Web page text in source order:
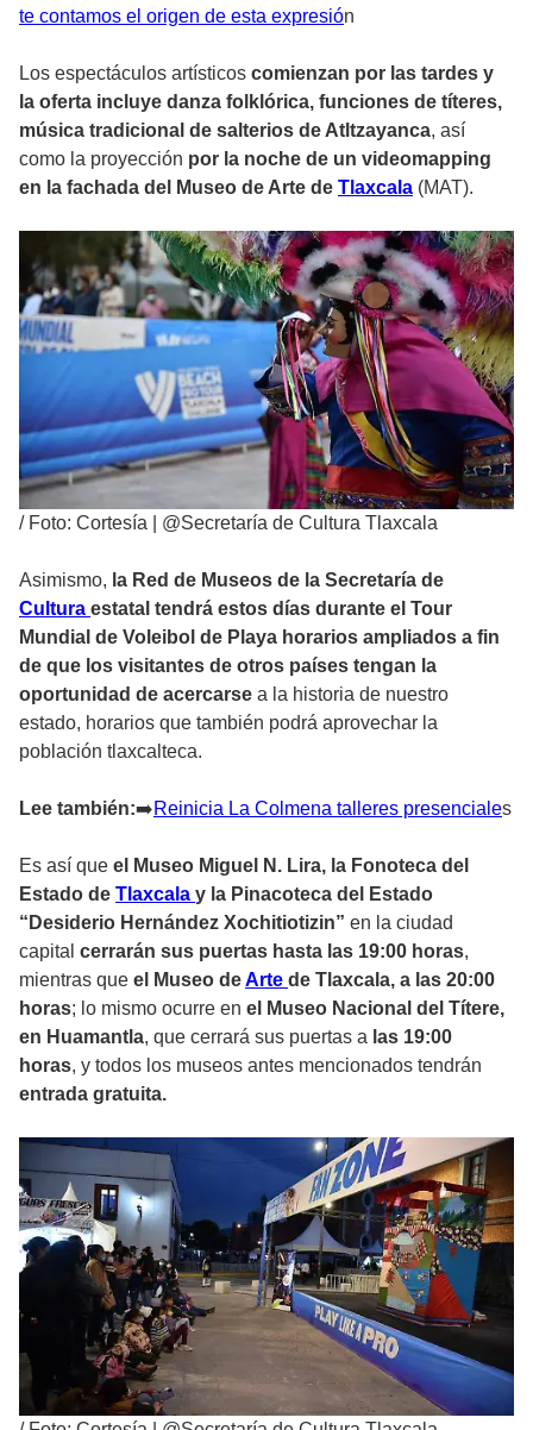
te contamos el origen de esta expresión
Los espectáculos artísticos comienzan por las tardes y
la oferta incluye danza folklórica, funciones de títeres,
música tradicional de salterios de Atltzayanca, así
como la proyección por la noche de un videomapping
en la fachada del Museo de Arte de Tlaxcala (MAT).
/ Foto: Cortesía | @Secretaría de Cultura Tlaxcala
Asimismo, la Red de Museos de la Secretaría de
Cultura estatal tendrá estos días durante el Tour
Mundial de Voleibol de Playa horarios ampliados a fin
de que los visitantes de otros países tengan la
oportunidad de acercarse a la historia de nuestro
estado, horarios que también podrá aprovechar la
población tlaxcalteca.
Lee también:➡️Reinicia La Colmena talleres presenciales
Es así que el Museo Miguel N. Lira, la Fonoteca del
Estado de Tlaxcala y la Pinacoteca del Estado
“Desiderio Hernández Xochitiotizin” en la ciudad
capital cerrarán sus puertas hasta las 19:00 horas,
mientras que el Museo deArte de Tlaxcala, a las 20:00
horas; lo mismo ocurre en el Museo Nacional del Títere,
en Huamantla, que cerrará sus puertas a las 19:00
horas, y todos los museos antes mencionados tendrán
entrada gratuita.